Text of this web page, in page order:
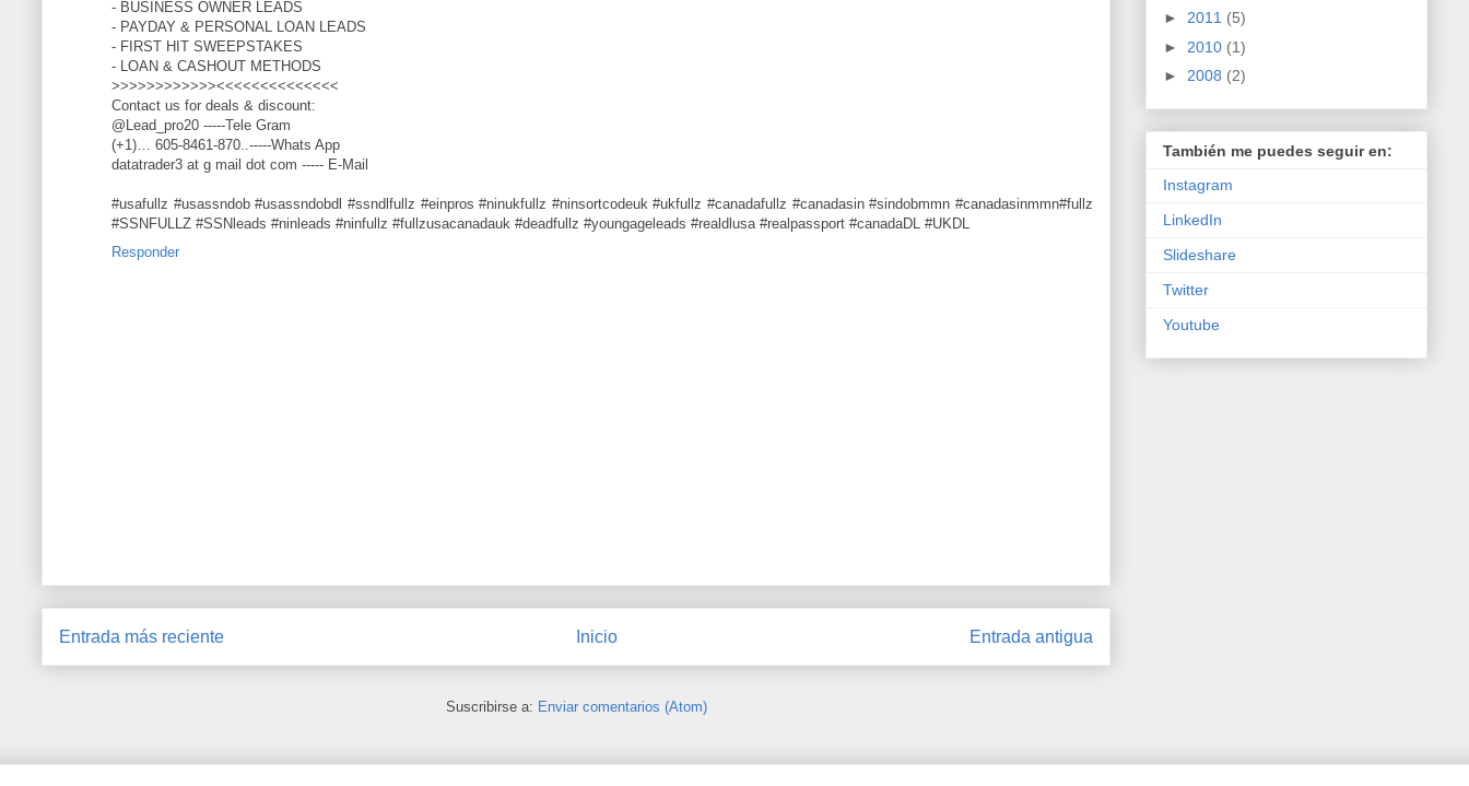
- BUSINESS OWNER LEADS
- PAYDAY & PERSONAL LOAN LEADS
- FIRST HIT SWEEPSTAKES
- LOAN & CASHOUT METHODS
>>>>>>>>>>>><<<<<<<<<<<<<<
Contact us for deals & discount:
@Lead_pro20 -----Tele Gram
(+1)… 605-8461-870..-----Whats App
datatrader3 at g mail dot com ----- E-Mail
#usafullz #usassndob #usassndobdl #ssndlfullz #einpros #ninukfullz #ninsortcodeuk #ukfullz #canadafullz #canadasin #sindobmmn #canadasinmmn#fullz
#SSNFULLZ #SSNleads #ninleads #ninfullz #fullzusacanadauk #deadfullz #youngageleads #realdlusa #realpassport #canadaDL #UKDL
Responder
Entrada más reciente Entrada antigua
Inicio
Suscribirse a: Enviar comentarios (Atom)
► 2011 (5)
► 2010 (1)
► 2008 (2)
También me puedes seguir en:
Instagram
LinkedIn
Slideshare
Twitter
Youtube